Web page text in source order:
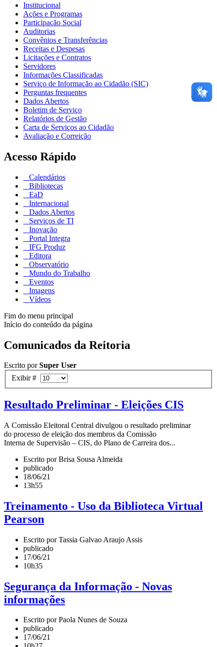
Institucional
Ações e Programas
Participação Social
Auditorias
Convênios e Transferências
Receitas e Despesas
Licitações e Contratos
Servidores
Informações Classificadas
Serviço de Informação ao Cidadão (SIC)
Perguntas frequentes
Dados Abertos
Boletim de Serviço
Relatórios de Gestão
Carta de Serviços ao Cidadão
Avaliação e Correição
Acesso Rápido
Calendários
Bibliotecas
EaD
Internacional
Dados Abertos
Serviços de TI
Inovação
Portal Integra
IFG Produz
Editora
Observatório
Mundo do Trabalho
Eventos
Imagens
Vídeos
Fim do menu principal
Início do conteúdo da página
Comunicados da Reitoria
Escrito porSuper User
Exibir #
Resultado Preliminar - Eleições CIS
A Comissão Eleitoral Central divulgou o resultado preliminar
do processo de eleição dos membros da Comissão
Interna de Supervisão – CIS, do Plano de Carreira dos...
Escrito por Brisa Sousa Almeida
publicado
18/06/21
13h55
Treinamento - Uso da Biblioteca Virtual
Pearson
Escrito por Tassia Galvao Araujo Assis
publicado
17/06/21
10h35
Segurança da Informação - Novas
informações
Escrito por Paola Nunes de Souza
publicado
17/06/21